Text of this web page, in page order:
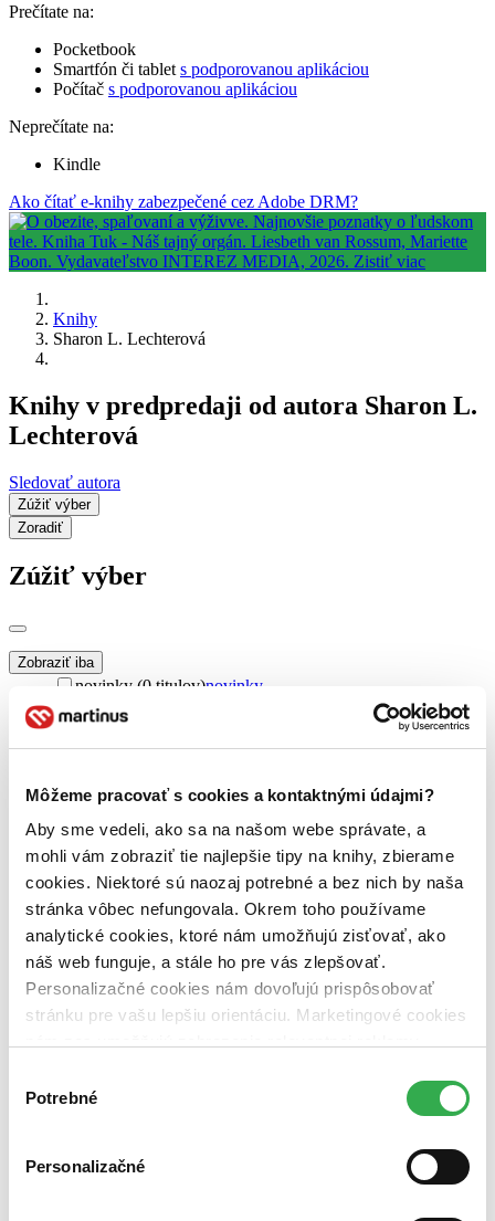
Môžeme pracovať s cookies a kontaktnými údajmi?
Aby sme vedeli, ako sa na našom webe správate, a
mohli vám zobraziť tie najlepšie tipy na knihy, zbierame
cookies. Niektoré sú naozaj potrebné a bez nich by naša
stránka vôbec nefungovala. Okrem toho používame
analytické cookies, ktoré nám umožňujú zisťovať, ako
náš web funguje, a stále ho pre vás zlepšovať.
Personalizačné cookies nám dovoľujú prispôsobovať
stránku pre vašu lepšiu orientáciu. Marketingové cookies
nám pomohlo, keby sme mohli používať všetky tieto
súhlasu
Potrebné
Personalizačné
Prečítate na:
Pocketbook
Smartfón či tablet s podporovanou aplikáciou
Počítač s podporovanou aplikáciou
Neprečítate na:
Kindle
Ako čítať e-knihy zabezpečené cez Adobe DRM?
Knihy
Sharon L. Lechterová
Knihy v predpredaji od autora Sharon L.
Lechterová
Sledovať autora
Zúžiť výber
Zoradiť
Zúžiť výber
Zobraziť iba
novinky (0 titulov)novinky
zľavnené tituly (0 titulov)
Dostupnosť
predpredaj (0 titulov)predpredaj
dostupná (bez vypredaných) (0 titulov)dostupná (bez
vypredaných)
nová (0 titulov)nová
čítaná (0 titulov)čítaná
čítaná - výborný stav (0 titulov)čítaná - výborný stav
čítaná - mierne opotrebovaná (0 titulov)čítaná - mierne
opotrebovaná
čítané verzie vypredaných kníh (0 titulov)čítané verzie
vypredaných kníh